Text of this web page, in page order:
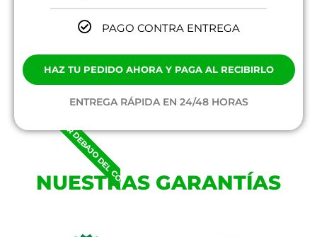
PAGO CONTRA ENTREGA
HAZ TU PEDIDO AHORA Y PAGA AL RECIBIRLO
ENTREGA RÁPIDA EN 24/48 HORAS
POR DEBAJO DEL COSTE
NUESTRAS GARANTÍAS